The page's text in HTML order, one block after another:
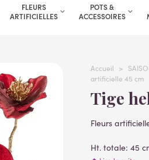
FLEURS
ARTIFICIELLES
POTS &
ACCESSOIRES
Accueil >
artificielle 45 cm
Tige
Fleurs
Ht. totale: 45